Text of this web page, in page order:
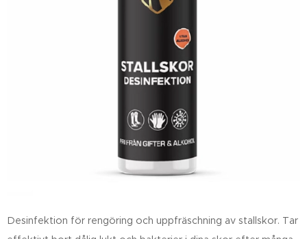
Desinfektion för rengöring och uppfräschning av stallskor. Tar